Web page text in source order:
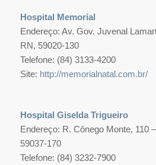
Hospital Memorial
Endereço: Av. Gov. Juvenal
RN, 59020-130
Telefone: (84) 3133-4200
Site: http://memorialnatal.com.br/
Hospital Giselda Trigueiro
Endereço: R. Cônego Monte, 110
59037-170
Telefone: (84) 3232-7900